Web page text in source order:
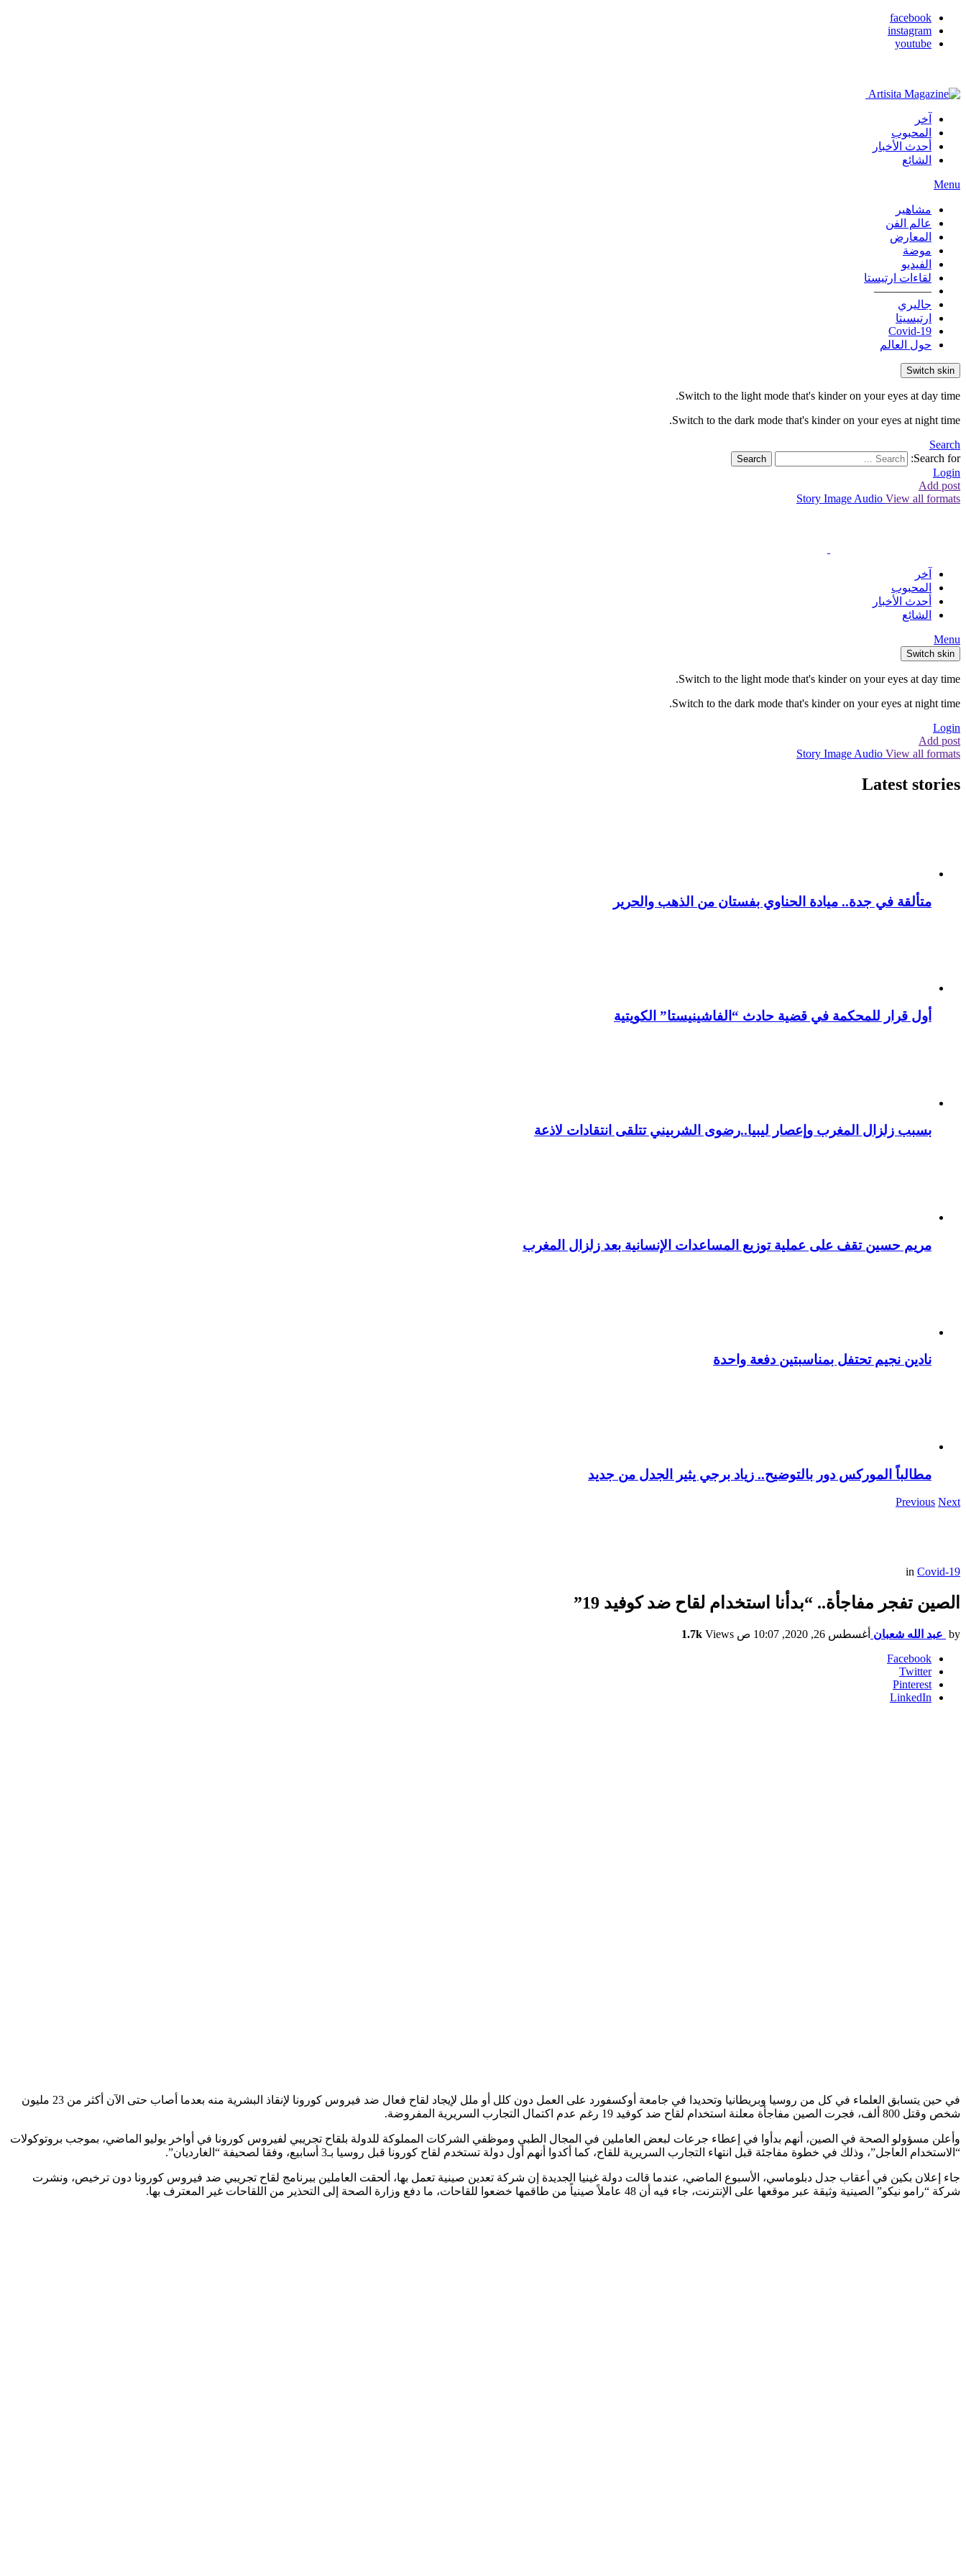
facebook
instagram
youtube
آخر
المحبوب
أحدث الأخبار
الشائع
Menu
مشاهير
عالم الفن
المعارض
موضة
الفيديو
لقاءات ارتيستا
—————
جاليري
ارتيسيتا
Covid-19
حول العالم
Switch skin
Switch to the light mode that's kinder on your eyes at day time.
Switch to the dark mode that's kinder on your eyes at night time.
Search
Search for:
Search
Login
Add post
Story Image Audio View all formats
آخر
المحبوب
أحدث الأخبار
الشائع
Menu
Switch skin
Switch to the light mode that's kinder on your eyes at day time.
Switch to the dark mode that's kinder on your eyes at night time.
Login
Add post
Story Image Audio View all formats
Latest stories
متألقة في جدة.. ميادة الحناوي بفستان من الذهب والحرير
أول قرار للمحكمة في قضية حادث “الفاشينيستا” الكويتية
بسبب زلزال المغرب وإعصار ليبيا..رضوى الشربيني تتلقى انتقادات لاذعة
مريم حسين تقف على عملية توزيع المساعدات الإنسانية بعد زلزال المغرب
نادين نجيم تحتفل بمناسبتين دفعة واحدة
مطالباً الموركس دور بالتوضيح.. زياد برجي يثير الجدل من جديد
Previous Next
in Covid-19
الصين تفجر مفاجأة.. “بدأنا استخدام لقاح ضد كوفيد 19”
by عبد الله شعبان أغسطس 26, 2020, 10:07 ص 1.7k Views
Facebook
Twitter
Pinterest
LinkedIn
في حين يتسابق العلماء في كل من روسيا وبريطانيا وتحديدا في جامعة أوكسفورد على العمل دون كلل أو ملل لإيجاد لقاح فعال ضد فيروس كورونا لإنقاذ البشرية منه بعدما أصاب حتى الآن أكثر من 23 مليون
شخص وقتل 800 ألف، فجرت الصين مفاجأة معلنة استخدام لقاح ضد كوفيد 19 رغم عدم اكتمال التجارب السريرية المفروضة.
وأعلن مسؤولو الصحة في الصين، أنهم بدأوا في إعطاء جرعات لبعض العاملين في المجال الطبي وموظفي الشركات المملوكة للدولة بلقاح تجريبي لفيروس كورونا في أواخر يوليو الماضي، بموجب بروتوكولات
“الاستخدام العاجل”، وذلك في خطوة مفاجئة قبل انتهاء التجارب السريرية للقاح، كما أكدوا أنهم أول دولة تستخدم لقاح كورونا قبل روسيا بـ3 أسابيع، وفقا لصحيفة “الغارديان”.
جاء إعلان بكين في أعقاب جدل دبلوماسي، الأسبوع الماضي، عندما قالت دولة غينيا الجديدة إن شركة تعدين صينية تعمل بها، ألحقت العاملين ببرنامج لقاح تجريبي ضد فيروس كورونا دون ترخيص، ونشرت
شركة “رامو نيكو” الصينية وثيقة عبر موقعها على الإنترنت، جاء فيه أن 48 عاملاً صينياً من طاقمها خضعوا للقاحات، ما دفع وزارة الصحة إلى التحذير من اللقاحات غير المعترف بها.